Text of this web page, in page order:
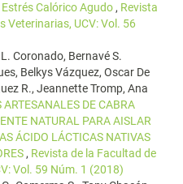
Calórico Agudo , Revista
Veterinarias, UCV: Vol. 56
Coronado, Bernavé S.
Belkys Vázquez, Oscar De
R., Jeannette Tromp, Ana
DE CABRA
NATURAL PARA AISLAR
ÁCIDO LÁCTICAS NATIVAS
, Revista de la Facultad de
Vol. 59 Núm. 1 (2018)